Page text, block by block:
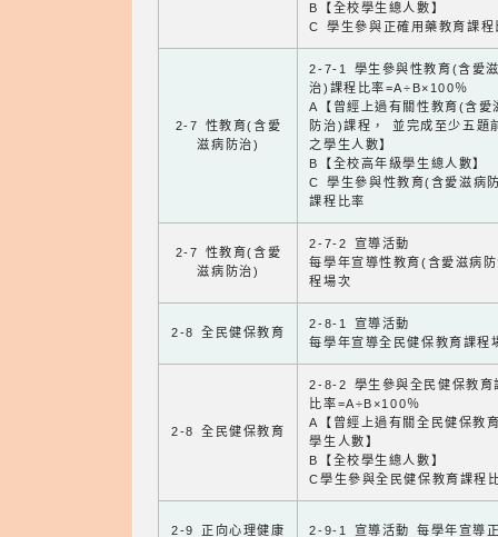
B【全校學生總人數】
C 學生參與正確用藥教育課程
2-7 性教育(含愛
滋病防治)
2-7-1 學生參與性教育(含愛
治)課程比率=A÷B×100％
A【曾經上過有關性教育(含愛
防治)課程， 並完成至少五題
之學生人數】
B【全校高年級學生總人數】
C 學生參與性教育(含愛滋病
課程比率
2-7 性教育(含愛
滋病防治)
2-7-2 宣導活動
每學年宣導性教育(含愛滋病
程場次
2-8 全民健保教育
2-8-1 宣導活動
每學年宣導全民健保教育課程
2-8 全民健保教育
2-8-2 學生參與全民健保教育
比率=A÷B×100％
A【曾經上過有關全民健保教
學生人數】
B【全校學生總人數】
C學生參與全民健保教育課程
2-9 正向心理健康 2-9-1 宣導活動 每學年宣導